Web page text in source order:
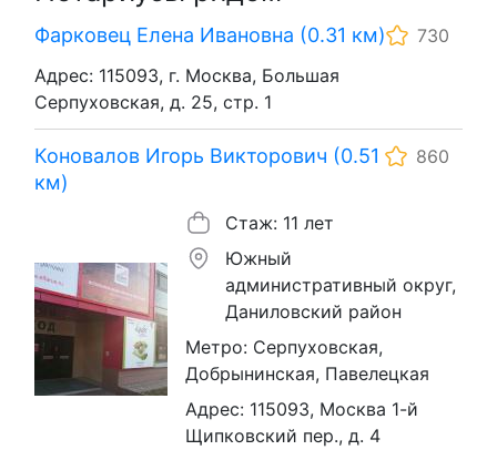
Фарковец Елена Ивановна (0.31 км)
730
Адрес: 115093, г. Москва, Большая
Серпуховская, д. 25, стр. 1
Коновалов Игорь Викторович (0.51
км)
860
Стаж: 11 лет
Южный
административный округ,
Даниловский район
Метро: Серпуховская,
Добрынинская, Павелецкая
Адрес: 115093, Москва 1-й
Щипковский пер., д. 4